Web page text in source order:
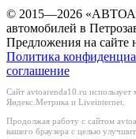
© 2015—2026
автомобилей в
Предложения на сайте
Политика
соглашение
Сайт avtoarenda10.ru
Яндекс.Метрика и Liveinternet.
Продолжая работу с сайтом
вашего браузера с целью